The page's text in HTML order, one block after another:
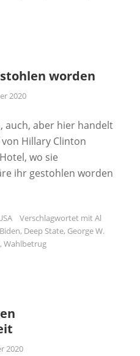
worden
2020
auch, aber hier handelt
Hillary Clinton
wo sie
ihr gestohlen worden
Verschlagwortet mitAl
Biden, Deep State, George W.
, Wahlbetrug
2020